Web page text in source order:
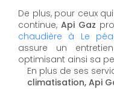
De plus, pour ceux
continue,Api Gaz
chaudière à Le
assure un
optimisant ainsi sa
En plus de ses
climatisation, Api